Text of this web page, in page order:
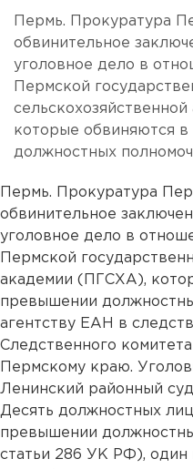
Пермь. Прокуратура
обвинительное
уголовное дело в
Пермской
которые обвиняются
должностных
Пермь. Прокуратура
обвинительное
уголовное дело в
Пермской
академии (ПГСХА),
превышении
агентству ЕАН в
Следственного
Пермскому краю.
Ленинский районный
Десять должностных
превышении
статьи 286 УК РФ), один